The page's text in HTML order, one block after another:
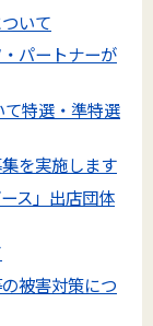
いて
パートナーが
特選・準特選
を実施します
ス」出店団体
被害対策につ